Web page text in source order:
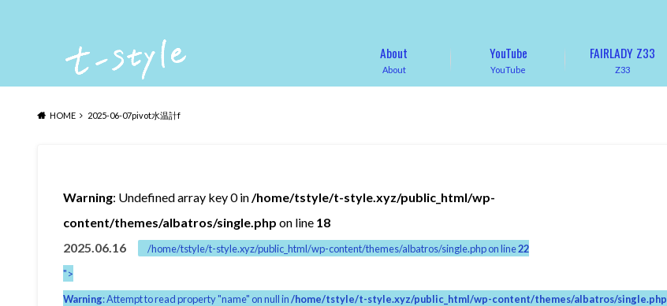
About
About
YouTube
YouTube
Z33
FAIRLADY Z33
HOME 2025-06-07pivot水温計f
Warning: Undefined array key 0 in/home/tstyle/t-style.xyz/public_html/wp-
content/themes/albatros/single.php on line 18
2025.06.16
/home/tstyle/t-style.xyz/public_html/wp-content/themes/albatros/single.php on line22
">
Warning: Attempt to read property "name" on null in /home/tstyle/t-style.xyz/public_html/wp-content/themes/albatros/single.php